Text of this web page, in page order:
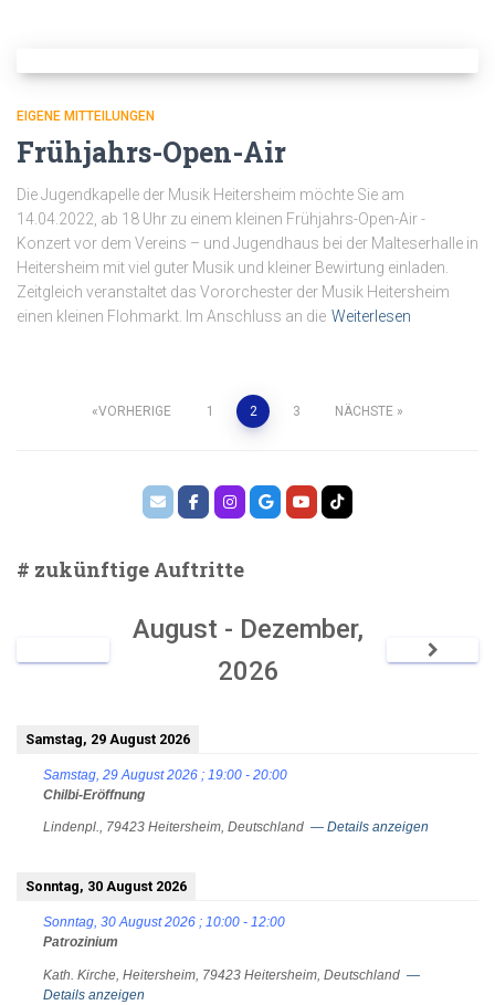
EIGENE MITTEILUNGEN
Frühjahrs-Open-Air
Die Jugendkapelle der Musik Heitersheim möchte Sie am
14.04.2022, ab 18 Uhr zu einem kleinen Frühjahrs-Open-Air -
Konzert vor dem Vereins – und Jugendhaus bei der Malteserhalle in
Heitersheim mit viel guter Musik und kleiner Bewirtung einladen.
Zeitgleich veranstaltet das Vororchester der Musik Heitersheim
einen kleinen Flohmarkt. Im Anschluss an die Weiterlesen
Seitennummerierung
VORHERIGE 1 2 3 NÄCHSTE
# zukünftige Auftritte
August - Dezember,
2026
Samstag, 29 August 2026
Samstag, 29 August 2026 ; 19:00 - 20:00
Chilbi-Eröffnung
Lindenpl., 79423 Heitersheim, Deutschland — Details anzeigen
Sonntag, 30 August 2026
Sonntag, 30 August 2026 ; 10:00 - 12:00
Patrozinium
Kath. Kirche, Heitersheim, 79423 Heitersheim, Deutschland —
Details anzeigen